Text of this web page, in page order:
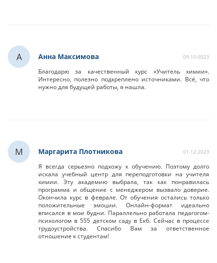
А Анна Максимова 09.10.0023
Благодарю за качественный курс «Учитель химии».
Интересно, полезно подкреплено источниками. Всё, что
нужно для будущей работы, я нашла.
М Маргарита Плотникова 01.12.2023
Я всегда серьезно подхожу к обучению. Поэтому долго
искала учебный центр для переподготовки на учителя
химии. Эту академию выбрала, так как понравилась
программа и общение с менеджером вызвало доверие.
Окончила курс в феврале. От обучения остались только
положительные эмоции. Онлайн-формат идеально
вписался в мои будни. Параллельно работала педагогом-
психологом в 555 детском саду в Екб. Сейчас в процессе
трудоустройства. Спасибо Вам за ответственное
отношение к студентам!